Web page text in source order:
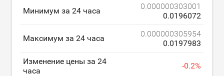
Минимум за 24 часа
0.000000303001
0.0196072
Максимум за 24 часа
0.000000305954
0.0197983
Изменение цены за 24
часа
-0.2%